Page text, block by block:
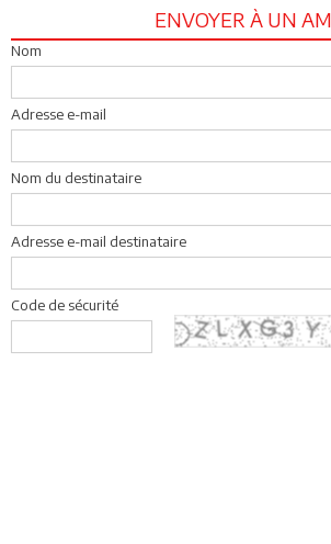
ENVOYER À UN
Nom
Adresse e-mail
Nom du destinataire
Adresse e-mail destinataire
Code de sécurité